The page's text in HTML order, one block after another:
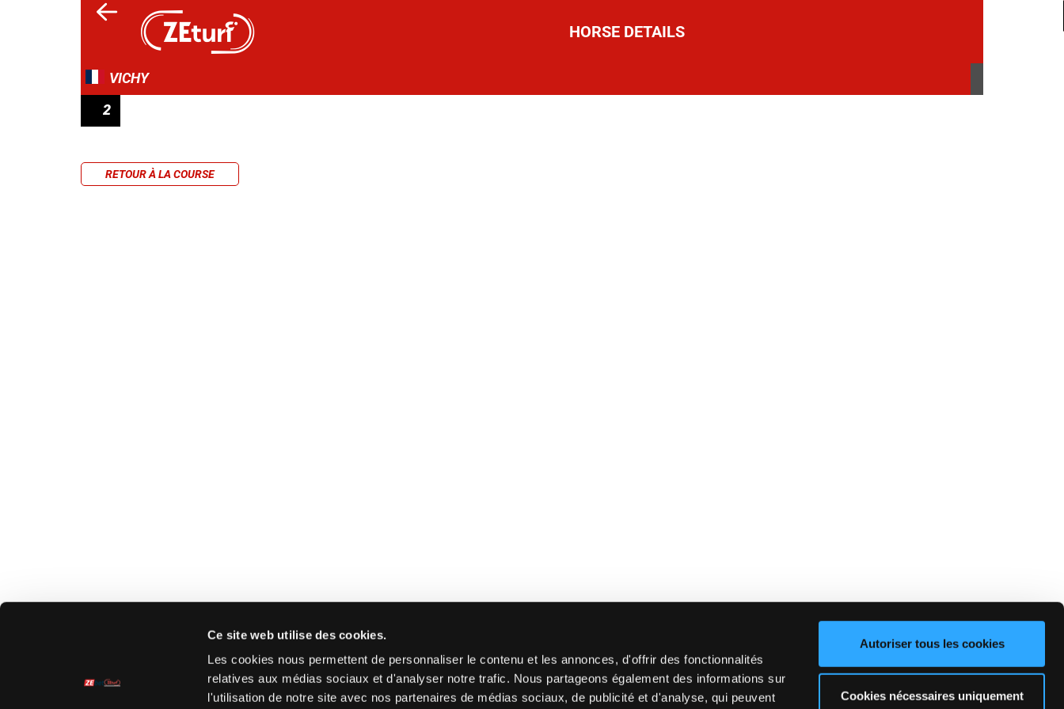
Ce site web utilise des cookies.
Les cookies nous permettent de personnaliser le contenu et les annonces, d'offrir des fonctionnalités
relatives aux médias sociaux et d'analyser notre trafic. Nous partageons également des informations sur
l'utilisation de notre site avec nos partenaires de médias sociaux, de publicité et d'analyse, qui peuvent
Autoriser tous les cookies
Cookies nécessaires uniquement
HORSE DETAILS
VICHY
2
RETOUR À LA COURSE